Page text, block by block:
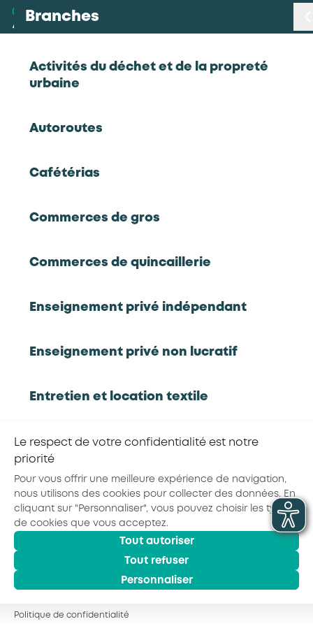
Branches
Activités du déchet et de la propreté
urbaine
Autoroutes
Cafétérias
Commerces de gros
Commerces de quincaillerie
Enseignement privé indépendant
Enseignement privé non lucratif
Entretien et location textile
Exploitations forestières et scieries
agricoles
Hôtels, cafés, restaurants
Organismes de formation
Portage salarial
< Retour
Technico-commercial(e) produits bois
RETOUR À LA LISTE D'OUTILS AKTO
Partager la page :
Mentions légales
Conditions générales
Le respect de votre confidentialité est notre
priorité
Pour vous offrir une meilleure expérience de navigation,
nous utilisons des cookies pour collecter des données. En
cliquant sur "Personnaliser", vous pouvez choisir les types
de cookies que vous acceptez.
Tout autoriser
Tout refuser
Personnaliser
Politique de confidentialité